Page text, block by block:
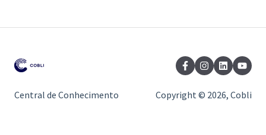
Central de Conhecimento Copyright © 2026, Cobli